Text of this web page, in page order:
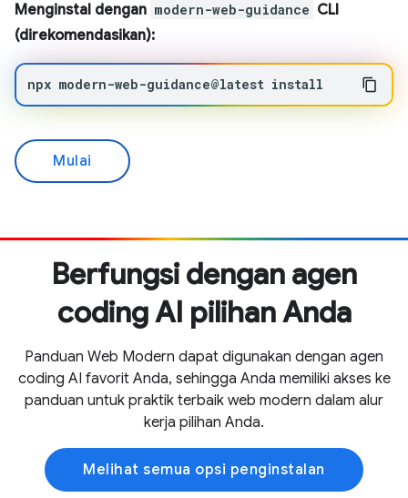
Menginstal dengan modern-web-guidance CLI
(direkomendasikan):
npx modern-web-guidance@latest install
Mulai
Berfungsi dengan agen
coding AI pilihan Anda
Panduan Web Modern dapat digunakan dengan agen
coding AI favorit Anda, sehingga Anda memiliki akses ke
panduan untuk praktik terbaik web modern dalam alur
kerja pilihan Anda.
Melihat semua opsi penginstalan